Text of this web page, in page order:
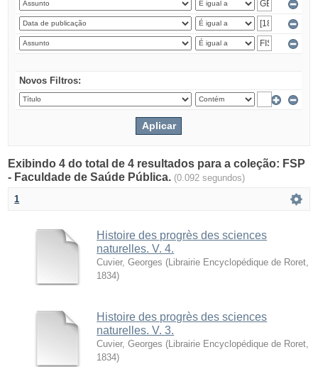
Novos Filtros:
Exibindo 4 do total de 4 resultados para a coleção: FSP
- Faculdade de Saúde Pública. (0.092 segundos)
1
Histoire des progrès des sciences
naturelles. V. 4.
Cuvier, Georges ( Librairie Encyclopédique de Roret
1834)
Histoire des progrès des sciences
naturelles. V. 3.
Cuvier, Georges ( Librairie Encyclopédique de Roret
1834)